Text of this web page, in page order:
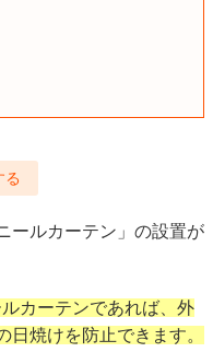
る
ールカーテン」の設置が
カーテンであれば、外
焼けを防止できます。